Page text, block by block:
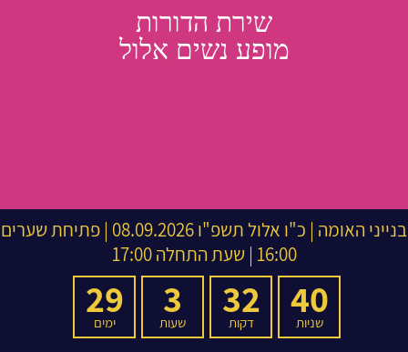
שירת הדורות
מופע נשים אלול
בנייני האומה | כ"ו אלול תשפ"ו
08.09.2026 | פתיחת שערים
16:00 | שעת התחלה 17:00
40
שניות
32
דקות
3
שעות
29
ימים